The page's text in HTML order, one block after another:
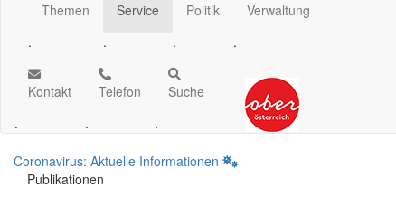
Themen
.
Service
.
Politik
.
Verwaltung
.
Kontakt
.
Telefon
.
Suche
.
Coronavirus: Aktuelle Informationen
Publikationen